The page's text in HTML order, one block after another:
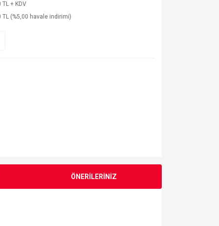
TL + KDV
TL (%5,00 havale indirimi)
ÖNERİLERİNİZ